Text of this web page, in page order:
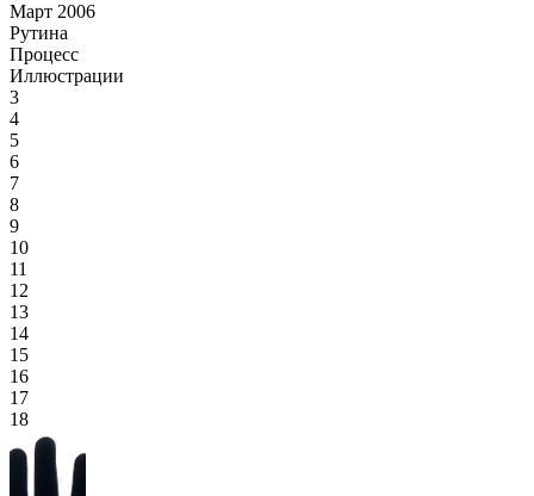
Март 2006
Рутина
Процесс
Иллюстрации
3
4
5
6
7
8
9
10
11
12
13
14
15
16
17
18